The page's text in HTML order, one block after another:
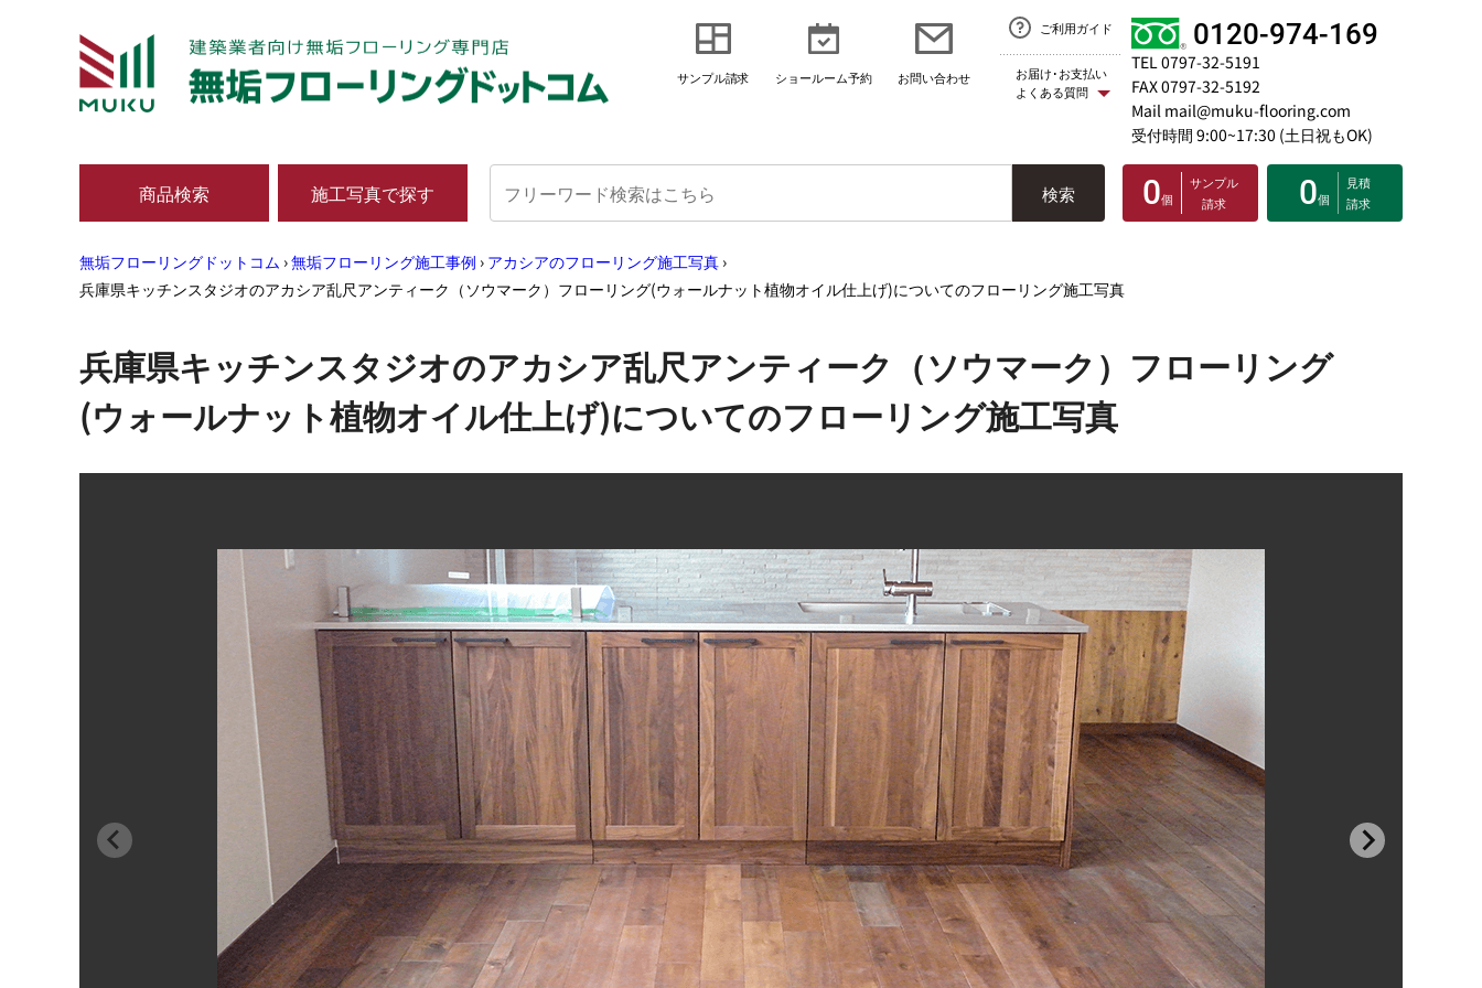
サンプル請求 ショールーム予約 お問い合わせ
ご利用ガイド
お届け･お支払い
よくある質問
0120-974-169
TEL 0797-32-5191
FAX 0797-32-5192
Mail mail@muku-flooring.com
受付時間 9:00~17:30 (土日祝もOK)
商品検索 施工写真で探す 検索 0個
サンプル
請求
0個
見積
請求
無垢フローリングドットコム ›無垢フローリング施工事例 › アカシアのフローリング施工写真 ›
兵庫県キッチンスタジオのアカシア乱尺アンティーク（ソウマーク）フローリング(ウォールナット植物オイル仕上げ)についてのフローリング施工写真
兵庫県キッチンスタジオのアカシア乱尺アンティーク（ソウマーク）フローリング
(ウォールナット植物オイル仕上げ)についてのフローリング施工写真